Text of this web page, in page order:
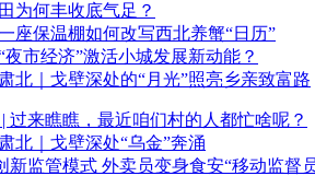
为何丰收底气足？
座保温棚如何改写西北养蟹“日历”
夜市经济”激活小城发展新动能？
北｜戈壁深处的“月光”照亮乡亲致富路
过来瞧瞧，最近咱们村的人都忙啥呢？
北｜戈壁深处“乌金”奔涌
新监管模式 外卖员变身食安“移动监督